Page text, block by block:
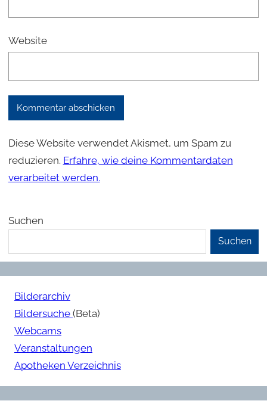
Website
Diese Website verwendet Akismet, um Spam zu
reduzieren. Erfahre, wie deine Kommentardaten
verarbeitet werden.
Suchen
Suchen
Bilderarchiv
Bildersuche (Beta)
Webcams
Veranstaltungen
Apotheken Verzeichnis